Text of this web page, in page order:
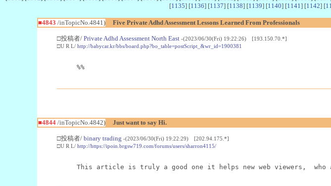
[1135] [1136] [1137] [1138] [1139] [1140] [1141 ] [1142] [
■4843 /inTopicNo.4841) Five Private Adhd Assessment Lessons Learned From Professionals
□投稿者/ Private Adhd Assessment North East -(2023/06/30(Fri) 19:22:26) [193.150.70.*]
□U R L/ http://babycar.kr/bbs/board.php?bo_table=postScript_&wr_id=1900381
%%
■4844/inTopicNo.4842) Just want to say Hi.
□投稿者/ binary trading -(2023/06/30(Fri) 19:22:29) [202.94.175.*]
□U R L/ http://https://ipoin.brgsw719.com/forums/users/sharron4115/
This article is truly a good one it helps new web viewers,